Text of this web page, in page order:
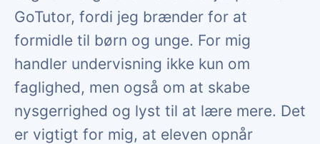
GoTutor, fordi jeg brænder for at
formidle til børn og unge. For mig
handler undervisning ikke kun om
faglighed, men også om at skabe
nysgerrighed og lyst til at lære mere. Det
er vigtigt for mig, at eleven opnår